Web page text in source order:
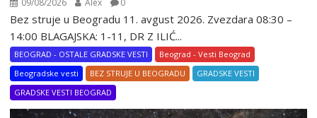
09/08/2026 Alex 0
Bez struje u Beogradu 11. avgust 2026. Zvezdara 08:30 –
14:00 BLAGAJSKA: 1-11, DR Z ILIĆ...
BEOGRAD - OSTALE GRADSKE VESTI
Beograd - Vesti Beograd
Beogradske vesti
BEZ STRUJE U BEOGRADU
GRADSKE VESTI
GRADSKE VESTI BEOGRAD